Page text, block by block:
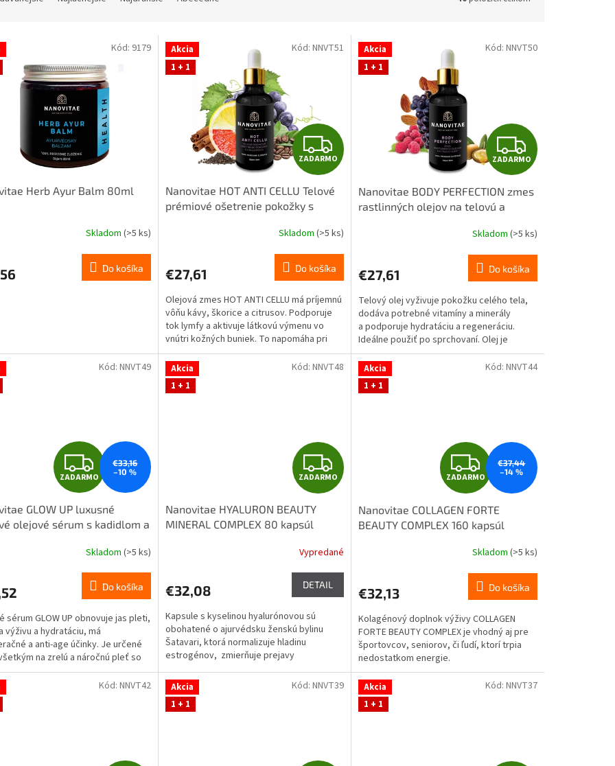
Herb Ayur Balm 80ml
Skladom (>5 ks)
Do košíka
Kód: 9179
Akcia
1 + 1
Z
A
D
A
R
M
ZADARMO
Nanovitae HOT ANTI CELLU Telové
prémiové ošetrenie pokožky s
Skladom (>5 ks)
€27,61 Do košíka
Olejová zmes HOT ANTI CELLU má príjemnú
vôňu kávy, škorice a citrusov. Podporuje
tok lymfy a aktivuje látkovú výmenu vo
vnútri kožných buniek. To napomáha pri
pravidelnom...
Kód: NNVT51
Akcia
1 + 1
Z
A
D
A
R
M
ZADARMO
Nanovitae BODY PERFECTION zmes
rastlinných olejov na telovú a
Skladom (>5 ks)
€27,61 Do košíka
Telový olej vyživuje pokožku celého tela,
dodáva potrebné vitamíny a minerály
a podporuje hydratáciu a regeneráciu.
Ideálne použiť po sprchovaní. Olej je
vhodný aj ako vlasový...
Kód: NNVT50
Z
A
D
A
R
M
O
ZADARMO
€33,16
–10 %
GLOW UP luxusné
olejové sérum s kadidlom a
Skladom (>5 ks)
Do košíka
sérum GLOW UP obnovuje jas pleti,
výživu a hydratáciu, má
a anti-age účinky. Je určené
na zrelú a náročnú pleť so
k vráskam.
Kód: NNVT49
Akcia
1 + 1
Z
A
A
R
M
ZADARMO
Nanovitae HYALURON BEAUTY
MINERAL COMPLEX 80 kapsúl
je
z
5
hviezdičiek.
Vypredané
€32,08 DETAIL
Kapsule s kyselinou hyalurónovou sú
obohatené o ajurvédsku ženskú bylinu
Šatavari, ktorá normalizuje hladinu
estrogénov, zmierňuje prejavy
menopauzy a PMS, zlepšuje psychiku a...
Kód: NNVT48
Akcia
1 + 1
Z
A
D
A
R
M
O
ZADARMO
€37,44
–14 %
Nanovitae COLLAGEN FORTE
BEAUTY COMPLEX 160 kapsúl
Skladom (>5 ks)
€32,13 Do košíka
Kolagénový doplnok výživy COLLAGEN
FORTE BEAUTY COMPLEX je vhodný aj pre
športovcov, seniorov, či ľudí, ktorí trpia
nedostatkom energie.
Kód: NNVT44
Kód: NNVT42
Akcia
1 + 1
Kód: NNVT39
Akcia
1 + 1
Kód: NNVT37